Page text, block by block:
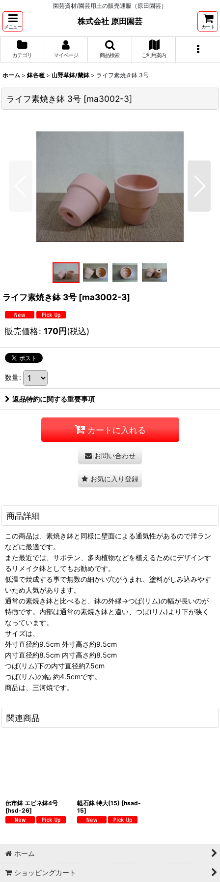
園芸資材/園芸用土の販売通販（原田園芸）
メニュー
株式会社 原田園芸
カート
カテゴリ マイページ 商品検索 ご利用案内
ホーム > 鉢各種 > 山野草鉢/蘭鉢 > ライフ素焼き鉢 3号
ライフ素焼き鉢 3号 [ma3002-3]
ライフ素焼き鉢 3号 [ma3002-3]
販売価格: 170円(税込)
数量:
返品特約に関する重要事項
カートに入れる
お問い合わせ
お気に入り登録
商品詳細
この商品は、素焼き鉢と同様に壁面による通気性があるので洋ラン
などに最適です。
また最近では、サボテン、多肉植物などを植えるためにデザインす
るリメイク鉢としてもお勧めです。
低温で焼成する事で無数の細かい穴がうまれ、塗料がしみ込みやす
いため人気があります。
通常の素焼き鉢と比べると、鉢の外縁→つば(リム)の幅が長いのが
特徴です。内部は通常の素焼き鉢と違い、つば(リム)より下が狭く
なっています。
サイズは、
外寸直径約9.5cm 外寸高さ約9.5cm
内寸直径約8.5cm 内寸高さ約8.5cm
つば(リム)下の内寸直径約7.5cm
つば(リム)の幅 約4.5cmです。
商品は、三河焼です。
関連商品
伝市鉢 エビネ鉢4号
[hsd-26]
軽石鉢 特大(15) [hsad-
15]
ホーム
ショッピングカート